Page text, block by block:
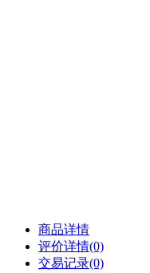
商品详情
评价详情(0)
交易记录(0)